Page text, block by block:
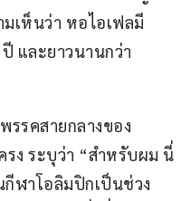
เห็นว่า หอไอเฟลมี
และยาวนานกว่า
รรคสายกลางของ
รง ระบุว่า “สำหรับผม นี่
ฬาโอลิมปิกเป็นช่วง